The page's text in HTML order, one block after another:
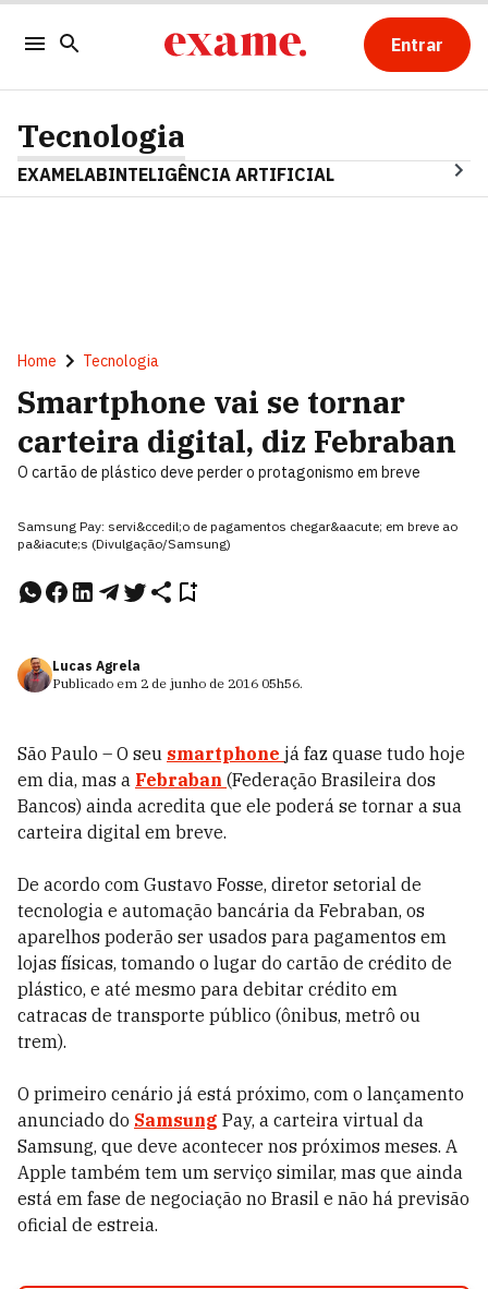
Entrar
Tecnologia
EXAMELABINTELIGÊNCIA ARTIFICIAL
Home Tecnologia
Smartphone vai se tornar
carteira digital, diz Febraban
O cartão de plástico deve perder o protagonismo em breve
Samsung Pay: servi&ccedil;o de pagamentos chegar&aacute; em breve ao
pa&iacute;s (Divulgação/Samsung)
Lucas Agrela
Publicado em 2 de junho de 2016 05h56.
São Paulo – O seu smartphone já faz quase tudo hoje
em dia, mas a Febraban (Federação Brasileira dos
Bancos) ainda acredita que ele poderá se tornar a sua
carteira digital em breve.
De acordo com Gustavo Fosse, diretor setorial de
tecnologia e automação bancária da Febraban, os
aparelhos poderão ser usados para pagamentos em
lojas físicas, tomando o lugar do cartão de crédito de
plástico, e até mesmo para debitar crédito em
catracas de transporte público (ônibus, metrô ou
trem).
O primeiro cenário já está próximo, com o lançamento
anunciado do Samsung Pay, a carteira virtual da
Samsung, que deve acontecer nos próximos meses. A
Apple também tem um serviço similar, mas que ainda
está em fase de negociação no Brasil e não há previsão
oficial de estreia.